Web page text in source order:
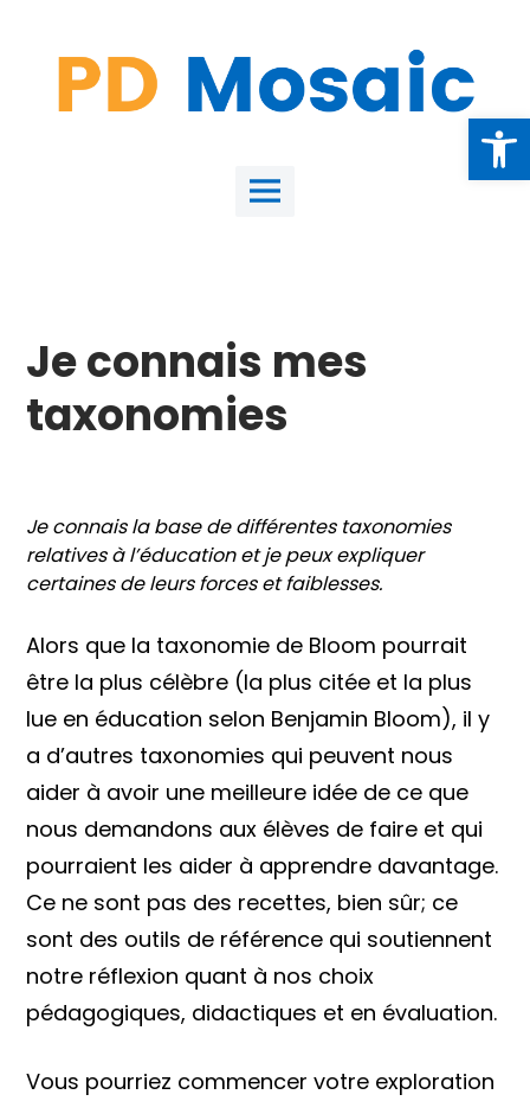
content
Main
Menu
Je connais mes
taxonomies
Je connais la base de différentes taxonomies
relatives à l’éducation et je peux expliquer
certaines de leurs forces et faiblesses.
Alors que la taxonomie de Bloom pourrait
être la plus célèbre (la plus citée et la plus
lue en éducation selon Benjamin Bloom), il y
a d’autres taxonomies qui peuvent nous
aider à avoir une meilleure idée de ce que
nous demandons aux élèves de faire et qui
pourraient les aider à apprendre davantage.
Ce ne sont pas des recettes, bien sûr; ce
sont des outils de référence qui soutiennent
notre réflexion quant à nos choix
pédagogiques, didactiques et en évaluation.
Vous pourriez commencer votre exploration